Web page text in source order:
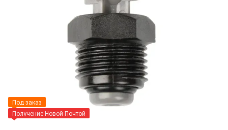
Под заказ
Получение Новой Почтой